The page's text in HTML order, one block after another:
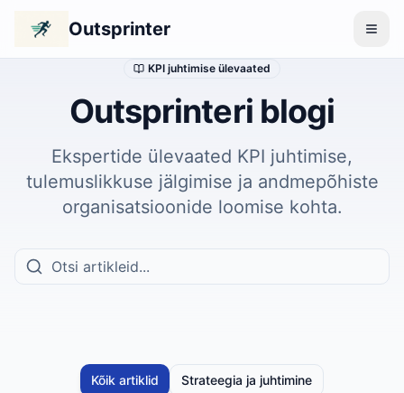
Outsprinter
KPI juhtimise ülevaated
Outsprinteri blogi
Ekspertide ülevaated KPI juhtimise,
tulemuslikkuse jälgimise ja andmepõhiste
organisatsioonide loomise kohta.
Kõik artiklid Strateegia ja juhtimine